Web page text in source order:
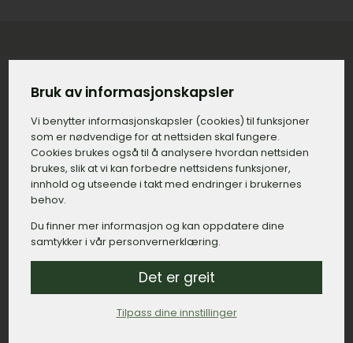
Konkret priseksempel på gravstein
med tilvalg i Hurdal
Gravstein:15.000,– kroner.
Gravering, navn og dato:500,– kroner.
Gravering, minneord:
Bedramme:2.500,– kroner.
6.000,– kroner.
Sum: 26.000,– kroner.
Bruk av informasjonskapsler
Vi benytter informasjons­kapsler (cookies) til funksjoner
som er nødvendige for at nettsiden skal fungere.
Cookies brukes også til å analysere hvordan nettsiden
brukes, slik at vi kan forbedre nettsidens funksjoner,
innhold og utseende i takt med endringer i brukernes
behov.
Du finner mer informasjon og kan oppdatere dine
samtykker i vår personvernerklæring.
Det er greit
Tilpass dine innstillinger